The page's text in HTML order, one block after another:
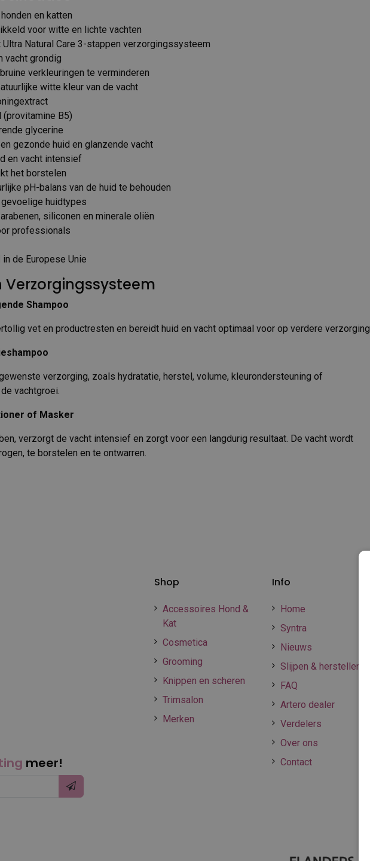
en katten
voor witte en lichte vachten
Ultra Natural Care 3-stappen verzorgingssysteem
vacht grondig
verkleuringen te verminderen
witte kleur van de vacht
(provitamine B5)
glycerine
gezonde huid en glanzende vacht
en vacht intensief
het borstelen
pH-balans van de huid te behouden
huidtypes
siliconen en minerale oliën
professionals
de Europese Unie
Shampoo
vet en productresten en bereidt huid en vacht optimaal voor op verdere verzorging.
verzorging, zoals hydratatie, herstel, volume, kleurondersteuning of
vachtgroei.
of Masker
verzorgt de vacht intensief en zorgt voor een langdurig resultaat. De vacht wordt
te borstelen en te ontwarren.
Info
Home
Syntra
Nieuws
Slijpen & herstellen
FAQ
Artero dealer
Verdelers
Over ons
Contact
Shop
Accessoires Hond &
Kat
Cosmetica
Grooming
Knippen en scheren
Trimsalon
Merken
meer!